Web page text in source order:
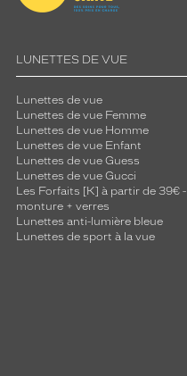
LUNETTES DE VUE
Lunettes de vue
Lunettes de vue Femme
Lunettes de vue Homme
Lunettes de vue Enfant
Lunettes de vue Guess
Lunettes de vue Gucci
Les Forfaits [K] à partir de 39€ -
monture + verres
Lunettes anti-lumière bleue
Lunettes de sport à la vue